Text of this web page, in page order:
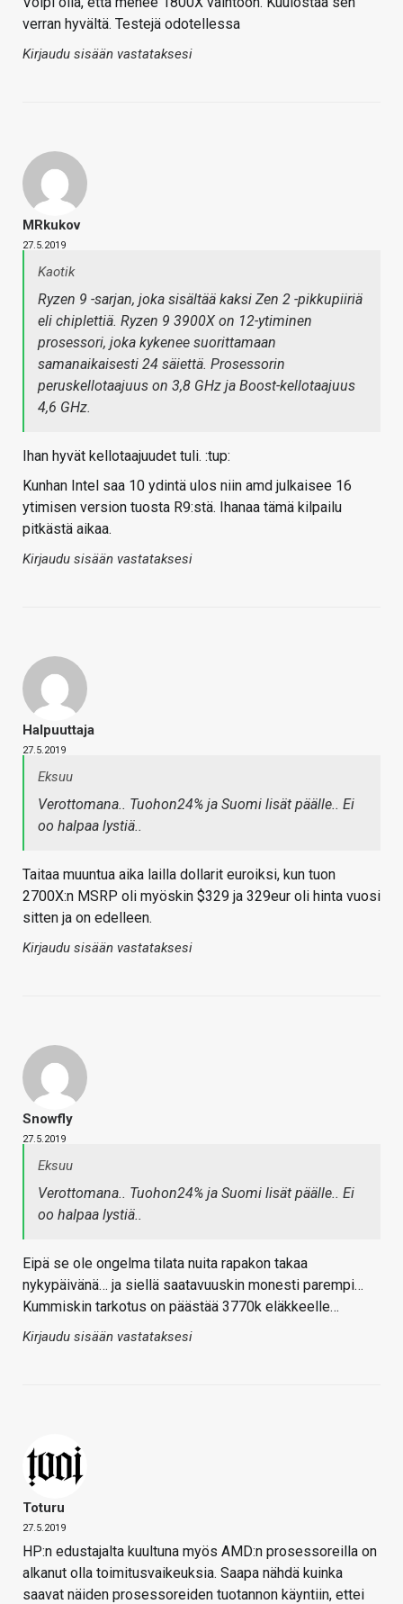
verran hyvältä. Testejä odotellessa
Kirjaudu sisään vastataksesi
MRkukov
27.5.2019
Kaotik
Ryzen 9 -sarjan, joka sisältää kaksi Zen 2 -pikkupiiriä
eli chiplettiä. Ryzen 9 3900X on 12-ytiminen
prosessori, joka kykenee suorittamaan
samanaikaisesti 24 säiettä. Prosessorin
peruskellotaajuus on 3,8 GHz ja Boost-kellotaajuus
4,6 GHz.
Ihan hyvät kellotaajuudet tuli. :tup:
Kunhan Intel saa 10 ydintä ulos niin amd julkaisee 16
ytimisen version tuosta R9:stä. Ihanaa tämä kilpailu
pitkästä aikaa.
Kirjaudu sisään vastataksesi
Halpuuttaja
27.5.2019
Eksuu
Verottomana.. Tuohon24% ja Suomi lisät päälle.. Ei
oo halpaa lystiä..
Taitaa muuntua aika lailla dollarit euroiksi, kun tuon
2700X:n MSRP oli myöskin $329 ja 329eur oli hinta vuosi
sitten ja on edelleen.
Kirjaudu sisään vastataksesi
Snowfly
27.5.2019
Eksuu
Verottomana.. Tuohon24% ja Suomi lisät päälle.. Ei
oo halpaa lystiä..
Eipä se ole ongelma tilata nuita rapakon takaa
nykypäivänä… ja siellä saatavuuskin monesti parempi…
Kummiskin tarkotus on päästää 3770k eläkkeelle…
Kirjaudu sisään vastataksesi
Toturu
27.5.2019
HP:n edustajalta kuultuna myös AMD:n prosessoreilla on
alkanut olla toimitusvaikeuksia. Saapa nähdä kuinka
saavat näiden prosessoreiden tuotannon käyntiin, ettei